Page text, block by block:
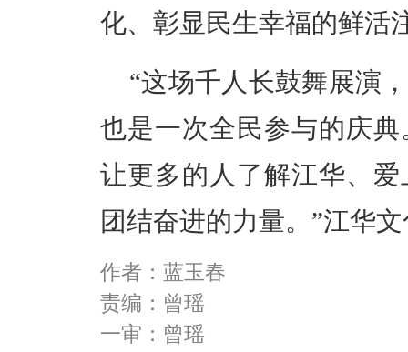
化、彰显民生幸福的鲜活
“这场千人长鼓舞展演
也是一次全民参与的庆
让更多的人了解江华、
团结奋进的力量。”江华
作者：蓝玉春
责编：曾瑶
一审：曾瑶